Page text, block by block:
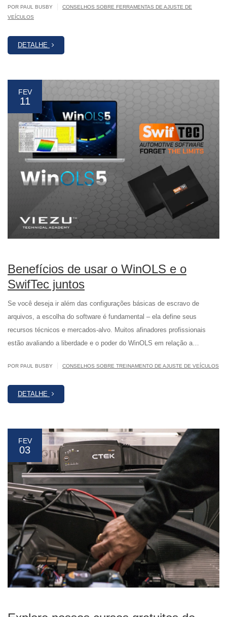
POR PAUL BUSBY
CONSELHOS SOBRE FERRAMENTAS DE AJUSTE DE
VEÍCULOS
DETALHE
FEV
11
Benefícios de usar o WinOLS e o
SwifTec juntos
Se você deseja ir além das configurações básicas de escravo de
arquivos, a escolha do software é fundamental – ela define seus
recursos técnicos e mercados-alvo. Muitos afinadores profissionais
estão avaliando a liberdade e o poder do WinOLS em relação a…
POR PAUL BUSBY CONSELHOS SOBRE TREINAMENTO DE AJUSTE DE VEÍCULOS
DETALHE
FEV
03